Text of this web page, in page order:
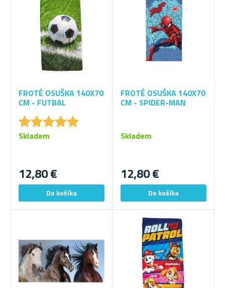
FROTÉ OSUŠKA 140X70
CM - FUTBAL
★★★★★
★★★★★
12,80 €
Skladem
FROTÉ OSUŠKA 140X70
CM - SPIDER-MAN
12,80 €
Skladem